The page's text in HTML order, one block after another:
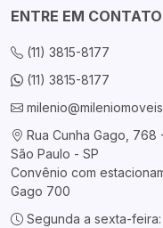
ENTRE EM CONTATO
(11) 3815-8177
(11) 3815-8177
Rua Cunha Gago, 768
São Paulo - SP
Convênio com
Gago 700
Segunda a sexta-feira: